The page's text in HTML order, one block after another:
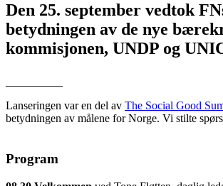
Den 25. september vedtok
betydningen av de nye
kommisjonen, UNDP og
Lanseringen var en del av The Social Good
betydningen av målene for Norge. Vi stilte
Program